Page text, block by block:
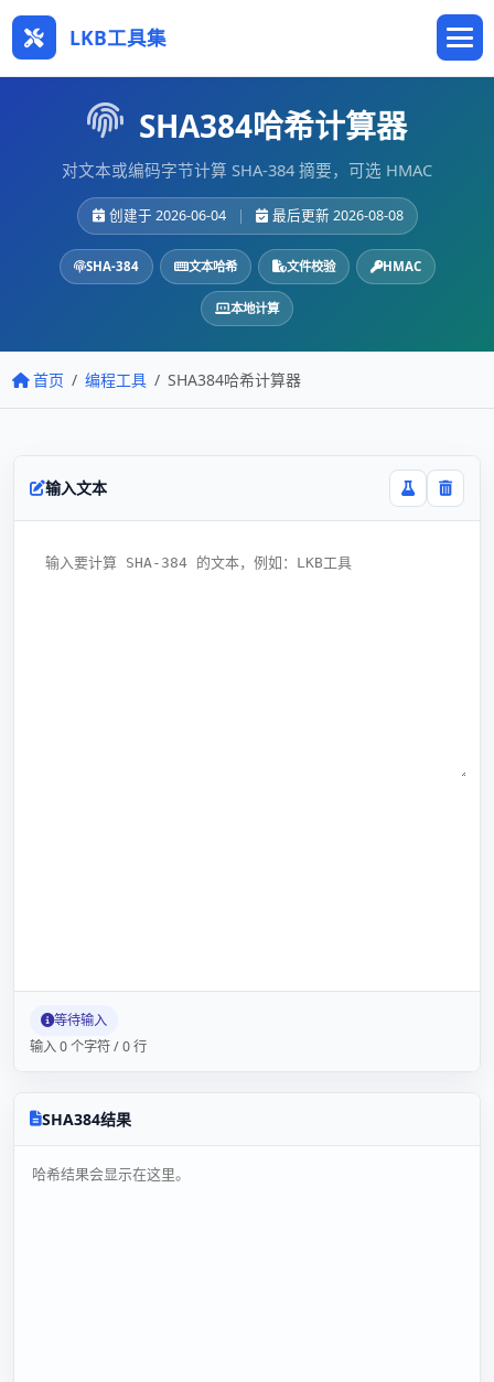
LKB工具集
SHA384哈希计算器
对文本或编码字节计算 SHA-384 摘要，可选 HMAC
创建于 2026-06-04 | 最后更新 2026-08-08
SHA-384 文本哈希 文件校验 HMAC
本地计算
首页 编程工具 SHA384哈希计算器
输入文本
等待输入
输入 0 个字符 / 0 行
SHA384结果